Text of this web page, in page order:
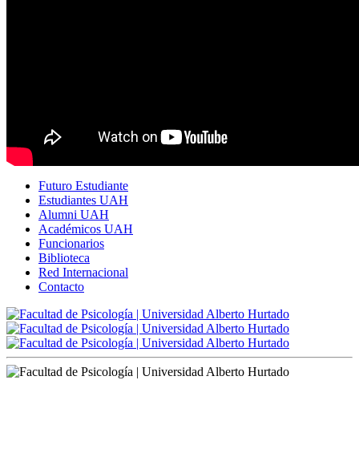
Futuro Estudiante
Estudiantes UAH
Alumni UAH
Académicos UAH
Funcionarios
Biblioteca
Red Internacional
Contacto